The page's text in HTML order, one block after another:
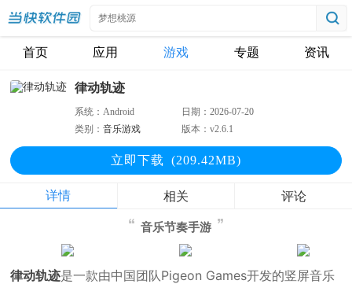
首页 应用 游戏 专题 资讯
律动轨迹
系统：Android 日期：2026-07-20
类别：音乐游戏 版本：v2.6.1
立即下载 (209.42MB)
详情 相关 评论
音乐节奏手游
律动轨迹是一款由中国团队Pigeon Games开发的竖屏音乐